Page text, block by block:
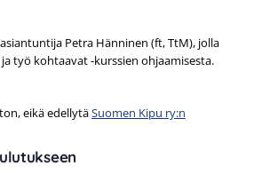
Petra Hänninen (ft, TtM), jolla
työ kohtaavat -kurssien ohjaamisesta.
eikä edellytäSuomen Kipu ry:n